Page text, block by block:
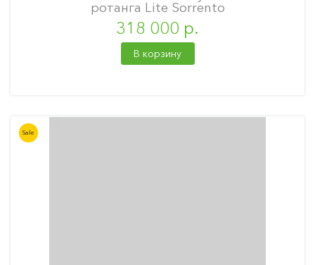
ротанга Lite Sorrento
318 000 р.
В корзину
Sale